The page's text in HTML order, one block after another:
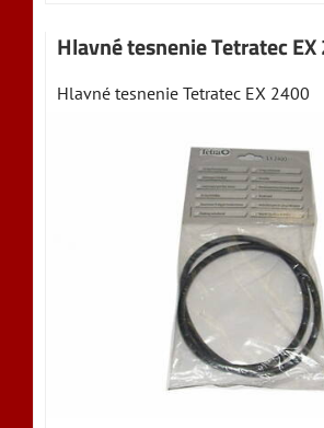
Hlavné tesnenie Tetratec
Hlavné tesnenie Tetratec EX 2400